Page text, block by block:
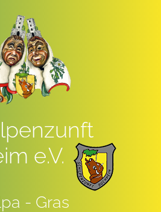
e.V.
- Gras